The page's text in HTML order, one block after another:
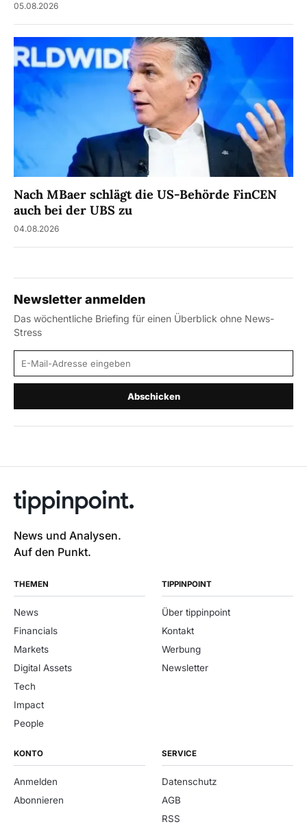
05.08.2026
Nach MBaer schlägt die US-Behörde FinCEN
auch bei der UBS zu
04.08.2026
Newsletter anmelden
Das wöchentliche Briefing für einen Überblick ohne News-
Stress
E-Mail-Adresse
Abschicken
News und Analysen.
Auf den Punkt.
THEMEN
News
Financials
Markets
Digital Assets
Tech
Impact
People
TIPPINPOINT
Über tippinpoint
Kontakt
Werbung
Newsletter
KONTO
Anmelden
Abonnieren
SERVICE
Datenschutz
AGB
RSS